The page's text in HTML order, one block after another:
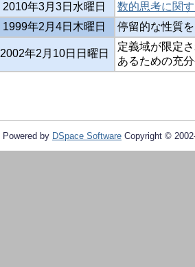
2010年3月3日水曜日
数的思考に関
1999年2月4日木曜日
停留的な性質
2002年2月10日日曜日
定義域が限定
あるための充
Powered by DSpace Software Copyright ©